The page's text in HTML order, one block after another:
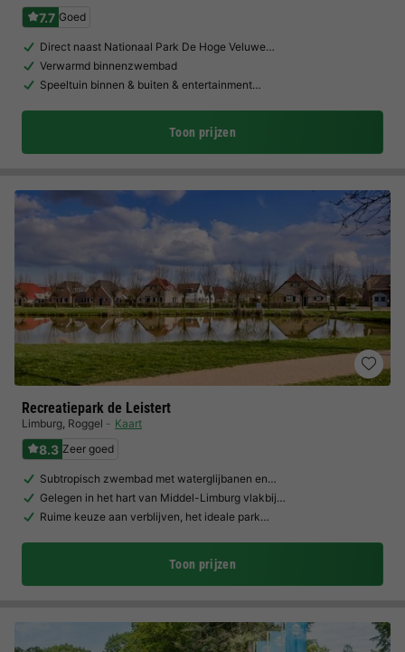
7.7 Goed
Direct naast Nationaal Park De Hoge Veluwe…
Verwarmd binnenzwembad
Speeltuin binnen & buiten & entertainment…
Toon prijzen
Recreatiepark de Leistert
Limburg, Roggel Kaart
8.3 Zeer goed
Subtropisch zwembad met waterglijbanen en…
Gelegen in het hart van Middel-Limburg vlakbij…
Ruime keuze aan verblijven, het ideale park…
Toon prijzen